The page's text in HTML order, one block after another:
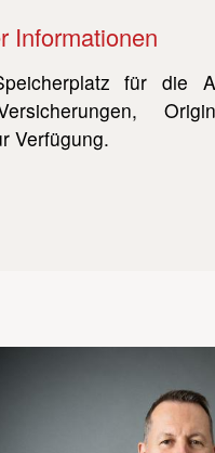
Informationen
für die
Verfügung.